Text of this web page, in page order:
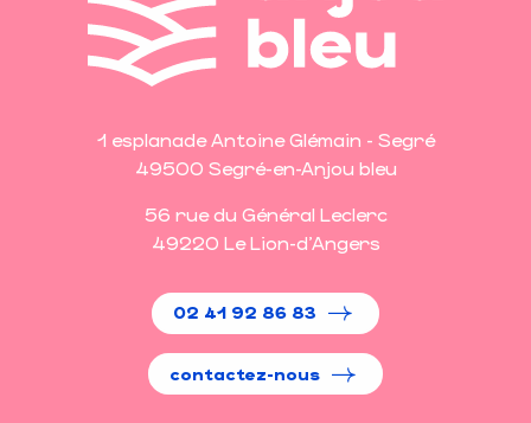
1 esplanade Antoine Glémain - Segré
49500 Segré-en-Anjou bleu
56 rue du Général Leclerc
49220 Le Lion-d'Angers
02 41 92 86 83
contactez-nous